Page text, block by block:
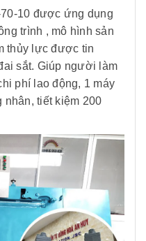
10 được ứng dụng
trình , mô hình sản
thủy lực được tin
sắt. Giúp người làm
phí lao động, 1 máy
nhân, tiết kiệm 200